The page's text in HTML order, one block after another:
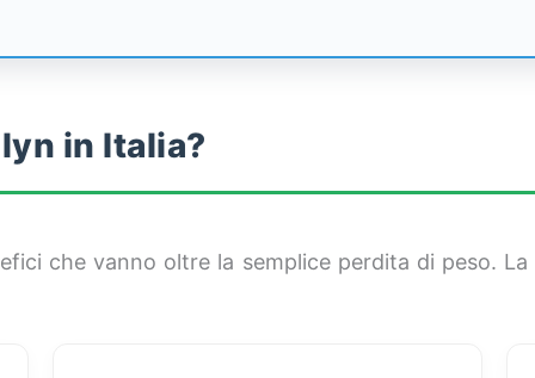
in Italia?
che vanno oltre la semplice perdita di peso.